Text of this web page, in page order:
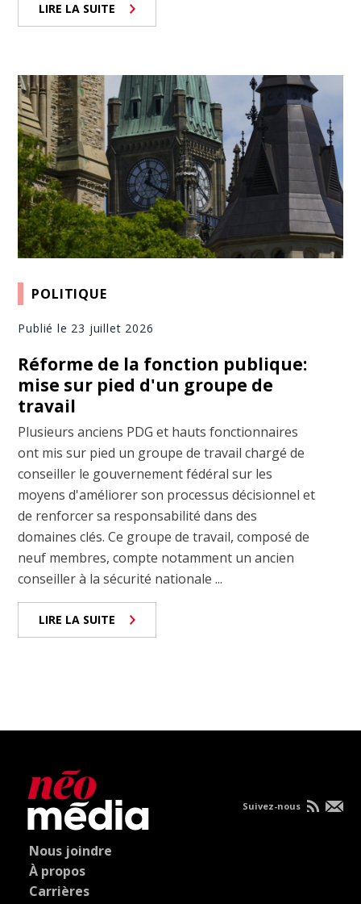
LIRE LA SUITE
POLITIQUE
Publié le 23 juillet 2026
Réforme de la fonction publique:
mise sur pied d'un groupe de
travail
Plusieurs anciens PDG et hauts fonctionnaires
ont mis sur pied un groupe de travail chargé de
conseiller le gouvernement fédéral sur les
moyens d'améliorer son processus décisionnel et
de renforcer sa responsabilité dans des
domaines clés. Ce groupe de travail, composé de
neuf membres, compte notamment un ancien
conseiller à la sécurité nationale ...
LIRE LA SUITE
Nous joindre
À propos
Carrières
Suivez-nous